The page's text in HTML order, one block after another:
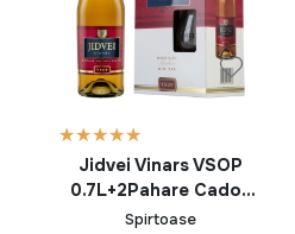
Jidvei Vinars VSOP
0.7L+2Pahare Cadou
42%
Spirtoase